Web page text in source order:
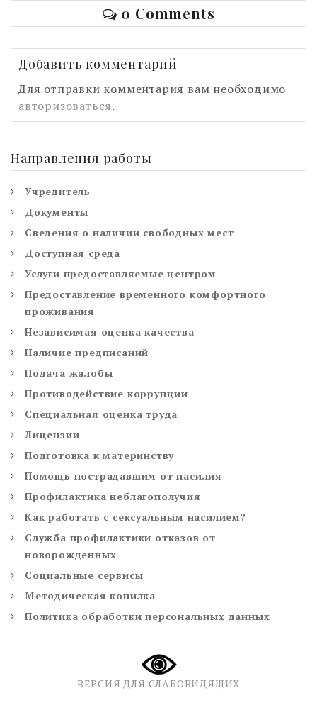
0 Comments
Добавить комментарий
Для отправки комментария вам необходимо
авторизоваться.
Направления работы
Учредитель
Документы
Сведения о наличии свободных мест
Доступная среда
Услуги предоставляемые центром
Предоставление временного комфортного
проживания
Независимая оценка качества
Наличие предписаний
Подача жалобы
Противодействие коррупции
Специальная оценка труда
Лицензии
Подготовка к материнству
Помощь пострадавшим от насилия
Профилактика неблагополучия
Как работать с сексуальным насилием?
Служба профилактики отказов от
новорожденных
Социальные сервисы
Методическая копилка
Политика обработки персональных данных
ВЕРСИЯ ДЛЯ СЛАБОВИДЯЩИХ